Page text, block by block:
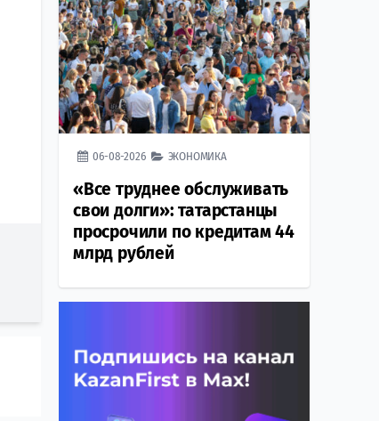
06-08-2026 ЭКОНОМИКА
«Все труднее обслуживать
свои долги»: татарстанцы
просрочили по кредитам 44
млрд рублей